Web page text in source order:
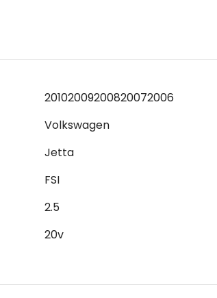
20102009200820072006
Volkswagen
Jetta
FSI
2.5
20v